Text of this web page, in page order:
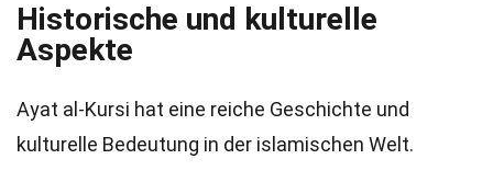
Historische und kulturelle
Aspekte
Ayat al-Kursi hat eine reiche Geschichte und
kulturelle Bedeutung in der islamischen Welt.